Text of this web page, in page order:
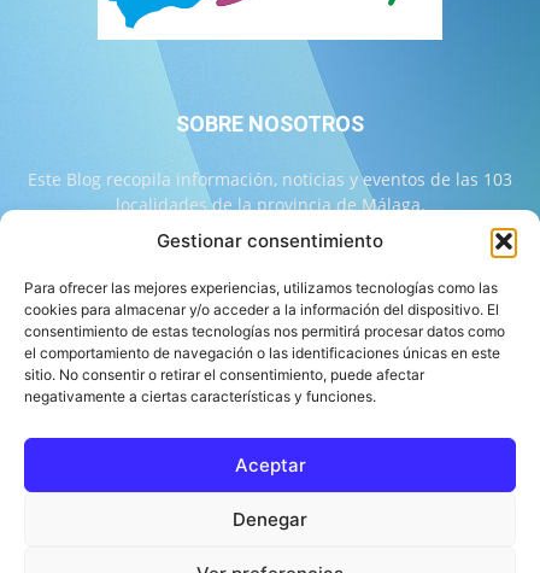
Gestionar consentimiento
Para ofrecer las mejores experiencias, utilizamos tecnologías como las
cookies para almacenar y/o acceder a la información del dispositivo. El
consentimiento de estas tecnologías nos permitirá procesar datos como
el comportamiento de navegación o las identificaciones únicas en este
sitio. No consentir o retirar el consentimiento, puede afectar
negativamente a ciertas características y funciones.
Aceptar
Denegar
SOBRE NOSOTROS
Este Blog recopila información, noticias y eventos de las 103
localidades de la provincia de Málaga.
Contáctanos: info@103malaga.com
SÍGUENOS
Equipo de 103 Málaga
Aviso Legal